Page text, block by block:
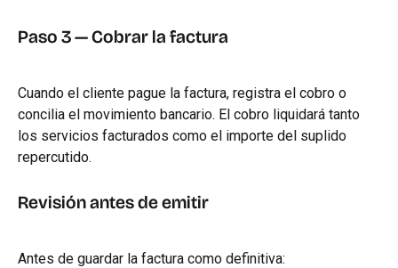
Paso 3 — Cobrar la factura
Cuando el cliente pague la factura, registra el cobro o
concilia el movimiento bancario. El cobro liquidará tanto
los servicios facturados como el importe del suplido
repercutido.
Revisión antes de emitir
Antes de guardar la factura como definitiva: